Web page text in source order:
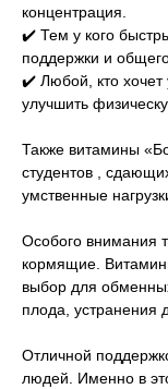
концентрация.
✔️ Тем у кого
поддержки и
✔️ Любой, кто хочет
улучшить
Также витамины
студентов ,
умственные
Особого внимания
кормящие.
выбор для
плода, устранения
Отличной
людей. Именно в